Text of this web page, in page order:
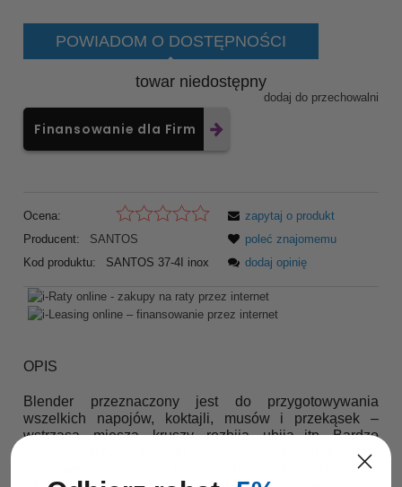
POWIADOM O DOSTĘPNOŚCI
towar niedostępny
dodaj do przechowalni
Finansowanie dla Firm
Ocena:
Producent:
SANTOS
Kod produktu:
SANTOS 37-4I inox
zapytaj o produkt
poleć znajomemu
dodaj opinię
OPIS
Blender przeznaczony jest do przygotowywania
wszelkich napojów, koktajli, musów i przekąsek –
wstrząsa, miesza, kruszy, rozbija, ubija itp. Bardzo
szybko kruszy kostki lodu. Przystosowany jest do pracy
z zimnymi i gorącymi napojami (kawa, koktajle, zupy).